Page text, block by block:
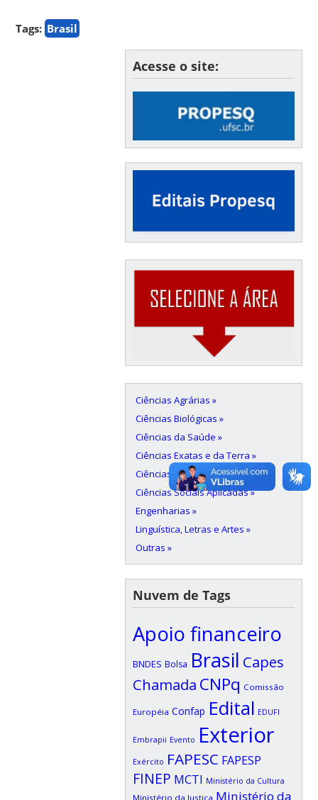
Tags: Brasil
Acesse o site:
Ciências Agrárias »
Ciências Biológicas »
Ciências da Saúde »
Ciências Exatas e da Terra »
Ciências Humanas »
Ciências Sociais Aplicadas »
Engenharias »
Linguística, Letras e Artes »
Outras »
Nuvem de Tags
Apoio financeiro
BNDES Bolsa Brasil Capes
Chamada CNPq Comissão
Européia Confap Edital EDUFI
Embrapii Evento Exterior
Exército FAPESC FAPESP
FINEP MCTI Ministério da Cultura
Ministério da Justiça Ministério da